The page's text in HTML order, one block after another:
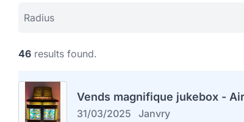
46 results found.
Vends magnifique jukebox -
31/03/2025 Janvry